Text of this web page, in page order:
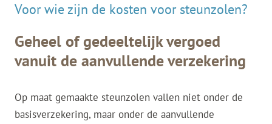
Voor wie zijn de kosten voor steunzolen?
Geheel of gedeeltelijk vergoed
vanuit de aanvullende verzekering
Op maat gemaakte steunzolen vallen niet onder de
basisverzekering, maar onder de aanvullende